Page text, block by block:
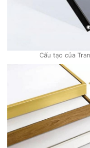
Cấu tạo của